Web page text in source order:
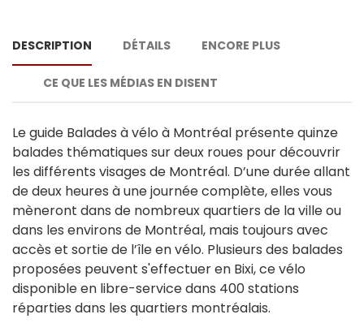
DESCRIPTION DÉTAILS ENCORE PLUS
CE QUE LES MÉDIAS EN DISENT
Le guide Balades à vélo à Montréal présente quinze
balades thématiques sur deux roues pour découvrir
les différents visages de Montréal. D’une durée allant
de deux heures à une journée complète, elles vous
mèneront dans de nombreux quartiers de la ville ou
dans les environs de Montréal, mais toujours avec
accès et sortie de l’île en vélo. Plusieurs des balades
proposées peuvent s'effectuer en Bixi, ce vélo
disponible en libre-service dans 400 stations
réparties dans les quartiers montréalais.